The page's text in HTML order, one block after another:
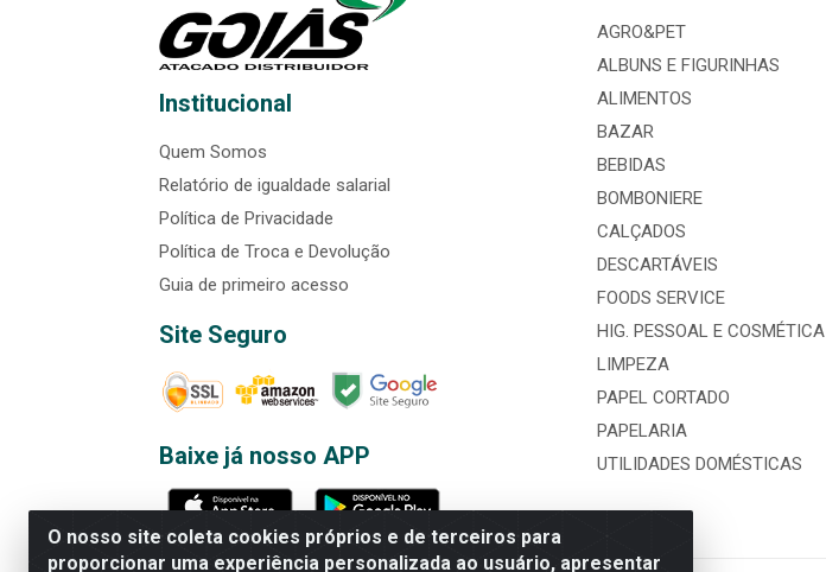
O nosso site coleta cookies próprios e de terceiros para
proporcionar uma experiência personalizada ao usuário, apresentar
Institucional
Quem Somos
Relatório de igualdade salarial
Política de Privacidade
Política de Troca e Devolução
Guia de primeiro acesso
Site Seguro
Baixe já nosso APP
AGRO&PET
ALBUNS E FIGURINHAS
ALIMENTOS
BAZAR
BEBIDAS
BOMBONIERE
CALÇADOS
DESCARTÁVEIS
FOODS SERVICE
HIG. PESSOAL E COSMÉTICA
LIMPEZA
PAPEL CORTADO
PAPELARIA
UTILIDADES DOMÉSTICAS